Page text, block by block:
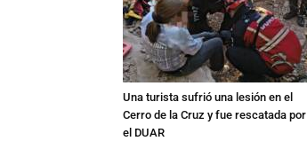
Una turista sufrió una lesión en el
Cerro de la Cruz y fue rescatada por
el DUAR